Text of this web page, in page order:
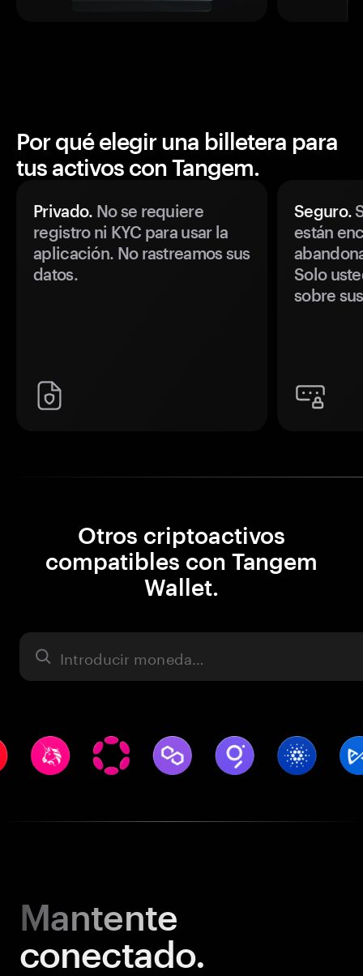
Por qué elegir una billetera para
tus activos con Tangem.
Privado. No se requiere
registro ni KYC para usar la
aplicación. No rastreamos sus
datos.
Seguro.
están
Solo
sobre
Otros criptoactivos
compatibles con Tangem
Wallet.
Activo
Mantente
conectado.